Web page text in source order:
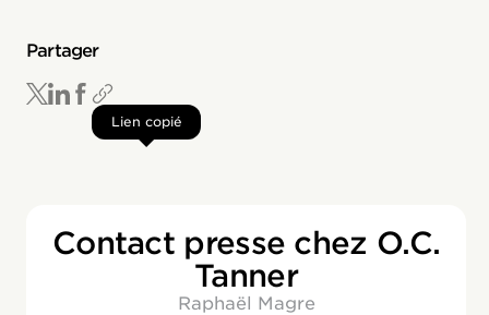
Partager
Lien copié
Contact presse chez O.C.
Tanner
Raphaël Magre